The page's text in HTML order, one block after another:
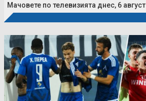
Мачовете по телевизията днес, 6 август